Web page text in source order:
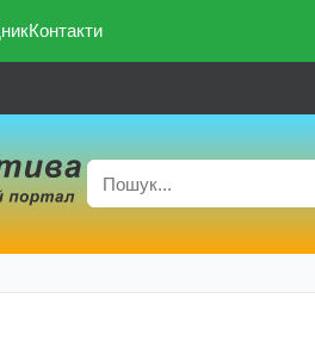
Контакти